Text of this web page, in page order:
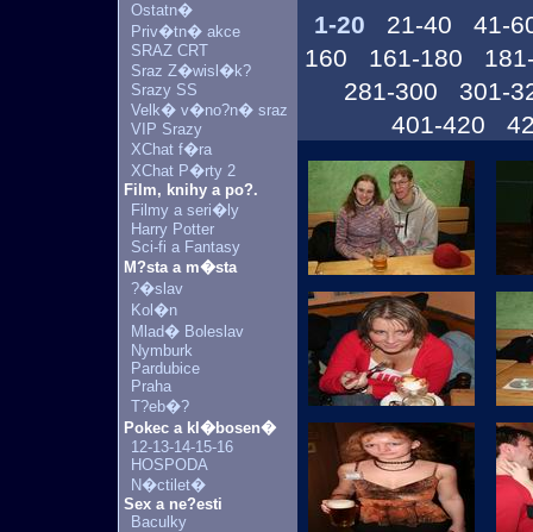
Ostatn�
Priv�tn� akce
SRAZ CRT
Sraz Z�wisl�k?
Srazy SS
Velk� v�no?n� sraz
VIP Srazy
XChat f�ra
XChat P�rty 2
Film, knihy a po?.
Filmy a seri�ly
Harry Potter
Sci-fi a Fantasy
M?sta a m�sta
?�slav
Kol�n
Mlad� Boleslav
Nymburk
Pardubice
Praha
T?eb�?
Pokec a kl�bosen�
12-13-14-15-16
HOSPODA
N�ctilet�
Sex a ne?esti
Baculky
1-20 21-40
41-
160
161-180
281-300
301-
401-420